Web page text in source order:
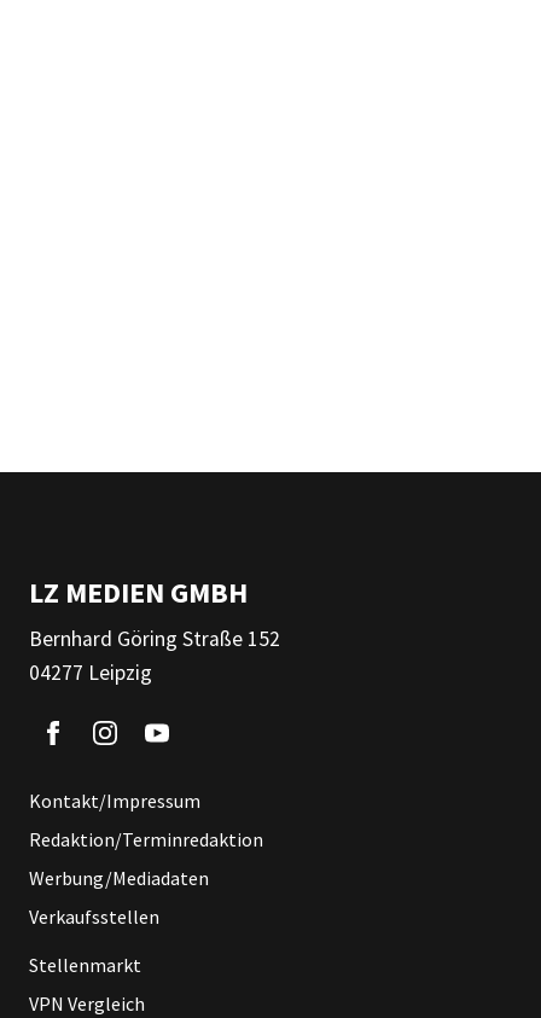
LZ MEDIEN GMBH
Bernhard Göring Straße 152
04277 Leipzig
Kontakt/Impressum
Redaktion/Terminredaktion
Werbung/Mediadaten
Verkaufsstellen
Stellenmarkt
VPN Vergleich